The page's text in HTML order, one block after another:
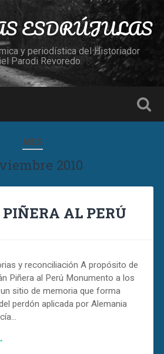
ESDRÚJULAS
y periodística del Historiador
Parodi Revoredo.
MES
2010
AL PERÚ
y reconciliación A propósito de
Piñera al Perú Monumento a los
sitio de memoria que forma
perdón aplicada por Alemania